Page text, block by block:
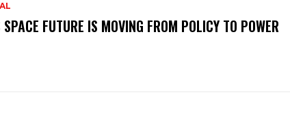
SPACE FUTURE IS MOVING FROM POLICY TO POWER